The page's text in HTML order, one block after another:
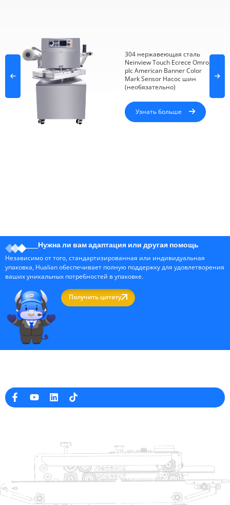
304 нержавеющая сталь
Neinview Touch Ecrece Omron
plc American Banner Color
Mark Sensor Насос шин
(необязательно)
Узнать больше
Нужна ли вам адаптация или другая помощь
Независимо от того, стандартизированная или индивидуальная
упаковка, Hualian обеспечивает полную поддержку для удовлетворения
ваших уникальных потребностей в упаковке.
Получить цитату
Ссылка на помощь
Главная
Продукция
Решение
Дилер
Продукция
Термоформовочная
упаковочная машина
Системы закрытия мешков
No. 2 Dawei Road, Gaoxiang
Промышленная зона, Вэньчжоу, Чжэцзян, Китай